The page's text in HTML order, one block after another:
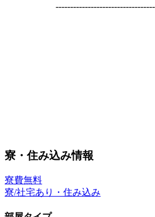
寮・住み込み情報
寮費無料
寮/社宅あり・住み込み